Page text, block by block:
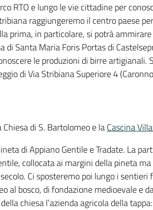
RTO e lungo le vie cittadine per
raggiungeremo il centro paese
prima, in particolare, si potrà
di Santa Maria Foris Portas di
le produzioni di birre artigianali.
di Via Stribiana Superiore 4
Chiesa di S. Bartolomeo e laCascina
di Appiano Gentile e Tradate. La
collocata ai margini della pineta
Ci sposteremo poi lungo i
al bosco, di fondazione medioevale e
chiesa l’azienda agricola della